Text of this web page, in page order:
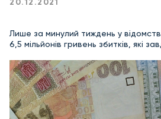
20.12.2021
Лише за минулий тиждень у
6,5 мільйонів гривень збитків, які